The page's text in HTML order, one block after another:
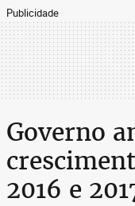
Publicidade
Governo
2016 e